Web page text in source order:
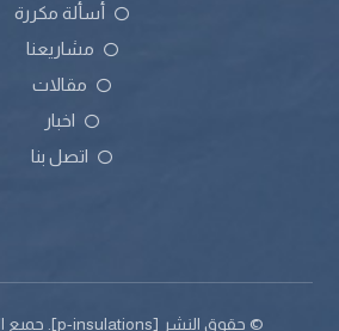
أسألة مكررة
مشاريعنا
مقالات
اخبار
اتصل بنا
© حقوق النشر [p-insulations]. جميع الحقوق محفوظة.